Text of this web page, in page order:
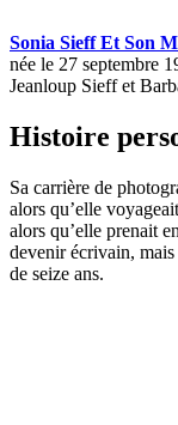
Sonia Sieff Et Son
née le 27 septembre
Jeanloup Sieff et
Histoire
Sa carrière de
alors qu’elle
alors qu’elle prenait
devenir écrivain, mais
de seize ans.